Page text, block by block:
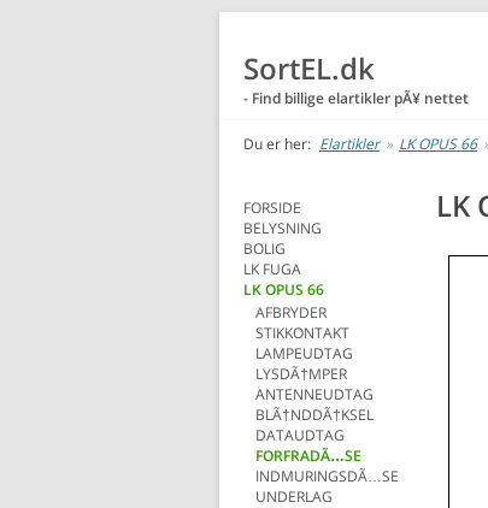
SortEL.dk
- Find billige elartikler pÃ¥ nettet
Du er her: Elartikler » LK OPUS 66
LK
FORSIDE
BELYSNING
BOLIG
LK FUGA
LK OPUS 66
AFBRYDER
STIKKONTAKT
LAMPEUDTAG
LYSDÃ†MPER
ANTENNEUDTAG
BLÃ†NDDÃ†KSEL
DATAUDTAG
FORFRADÃ…SE
INDMURINGSDÃ…SE
UNDERLAG